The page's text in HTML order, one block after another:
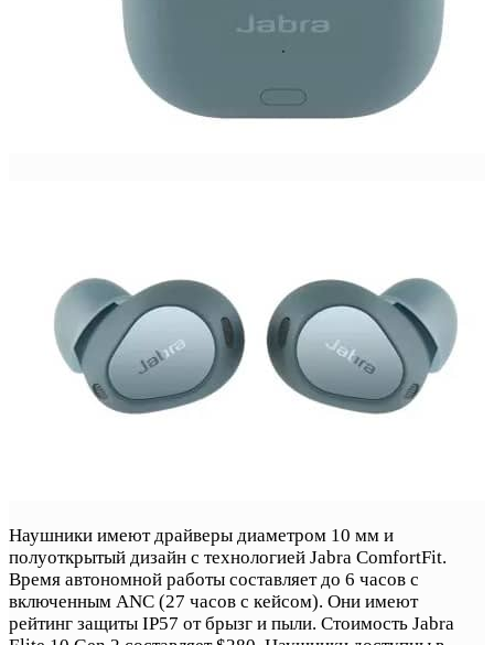
Наушники имеют драйверы диаметром 10 мм и
полуоткрытый дизайн с технологией Jabra ComfortFit.
Время автономной работы составляет до 6 часов с
включенным ANC (27 часов с кейсом). Они имеют
рейтинг защиты IP57 от брызг и пыли. Стоимость Jabra